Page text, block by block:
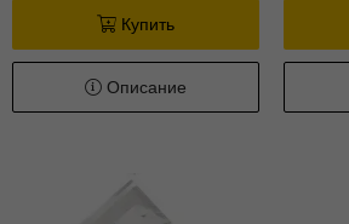
Купить
Описание